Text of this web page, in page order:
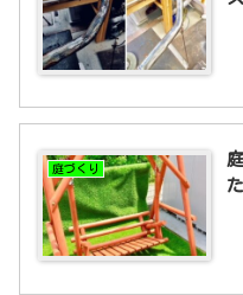
庭づくり